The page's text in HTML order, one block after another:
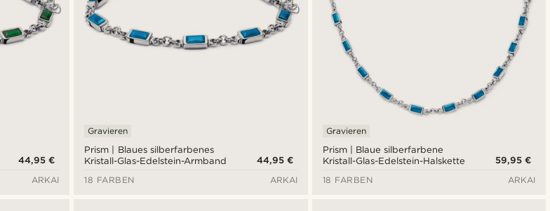
44,95 €
ARKAI
Prism | Blaues silberfarbenes
Kristall-Glas-Edelstein-Armband
Gravieren
44,95 €
18 FARBEN
ARKAI
Prism | Blaue silberfarbene
Kristall-Glas-Edelstein-Halskette
Gravieren
59,95 €
18 FARBEN
ARKAI